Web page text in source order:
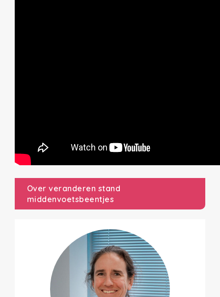
Over veranderen stand
middenvoetsbeentjes